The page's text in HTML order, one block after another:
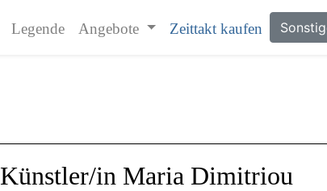
Legende Angebote Zeittakt kaufen
Künstler/in Maria Dimitriou